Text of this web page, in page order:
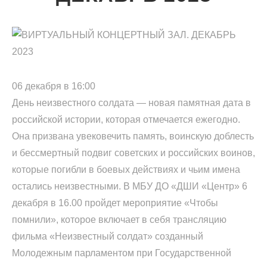
06 декабря в 16:00
День неизвестного солдата — новая памятная дата в
российской истории, которая отмечается ежегодно.
Она призвана увековечить память, воинскую доблесть
и бессмертный подвиг советских и российских воинов,
которые погибли в боевых действиях и чьим имена
остались неизвестными. В МБУ ДО «ДШИ «Центр» 6
декабря в 16.00 пройдет мероприятие «Чтобы
помнили», которое включает в себя трансляцию
фильма «Неизвестный солдат» созданный
Молодежным парламентом при Государственной